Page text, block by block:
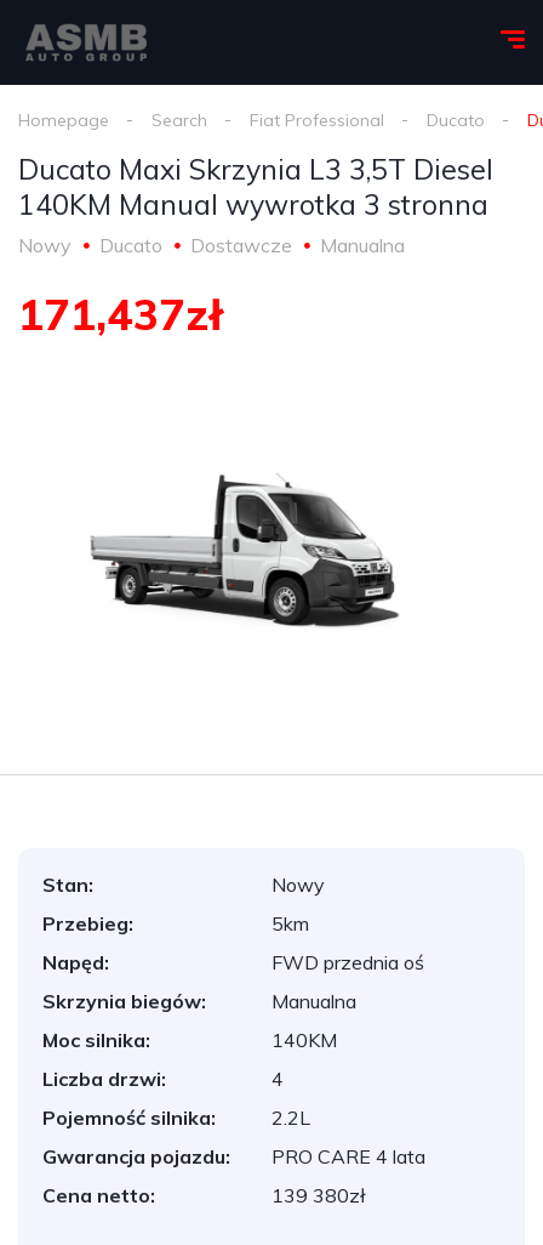
Homepage Search Fiat Professional Ducato
Ducato Maxi Skrzynia L3 3,5T Diesel
140KM Manual wywrotka 3 stronna
Nowy Ducato Dostawcze Manualna
171,437zł
Stan:
Nowy
Przebieg:
5km
Napęd:
FWD przednia oś
Skrzynia biegów:
Manualna
Moc silnika:
140KM
Liczba drzwi:
4
Pojemność silnika:
2.2L
Gwarancja pojazdu:
PRO CARE 4 lata
Cena netto:
139 380zł